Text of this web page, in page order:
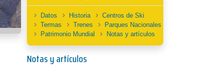
Datos Historia
Centros de Ski
Termas
Trenes
Parques Nacionales
Patrimonio Mundial
Notas y artículos
Notas y artículos